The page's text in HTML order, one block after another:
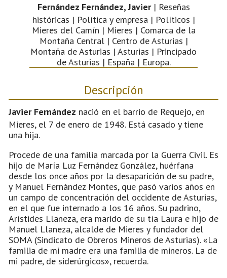
Fernández Fernández, Javier| Reseñas
históricas | Política y empresa | Políticos |
Mieres del Camín | Mieres | Comarca de la
Montaña Central | Centro de Asturias |
Montaña de Asturias | Asturias | Principado
de Asturias | España | Europa.
Descripción
Javier Fernández nació en el barrio de Requejo, en
Mieres, el 7 de enero de 1948. Está casado y tiene
una hija.
Procede de una familia marcada por la Guerra Civil. Es
hijo de María Luz Fernández González, huérfana
desde los once años por la desaparición de su padre,
y Manuel Fernández Montes, que pasó varios años en
un campo de concentración del occidente de Asturias,
en el que fue internado a los 16 años. Su padrino,
Arístides Llaneza, era marido de su tía Laura e hijo de
Manuel Llaneza, alcalde de Mieres y fundador del
SOMA (Sindicato de Obreros Mineros de Asturias). «La
familia de mi madre era una familia de mineros. La de
mi padre, de siderúrgicos», recuerda.